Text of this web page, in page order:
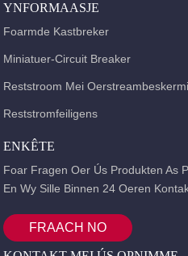
YNFORMAASJE
Foarmde Kastbreker
Miniatuer-Circuit Breaker
Reststroom Mei
Reststromfeiligens
ENKÊTE
Foar Fragen Oer Ús Produkten As
En Wy Sille Binnen 24 Oeren
FRAACH NO